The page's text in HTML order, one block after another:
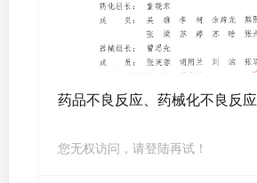
药品不良反应、药械化不良反
您无权访问，请登陆再试！